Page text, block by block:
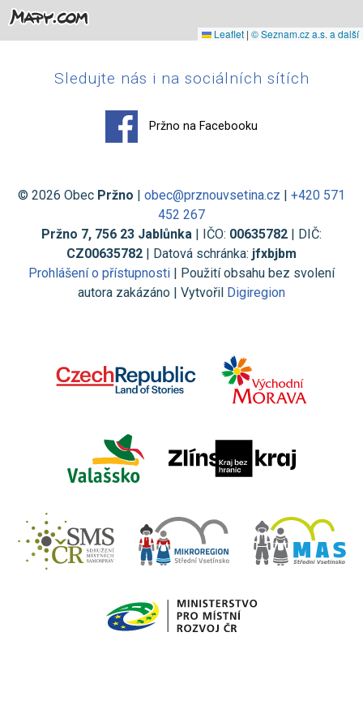
Leaflet | © Seznam.cz a.s. a další
Sledujte nás i na sociálních sítích
Pržno na Facebooku
© 2026 Obec Pržno obec@prznouvsetina.cz
+420 571
452 267
Pržno 7, 756 23 Jablůnka | IČO: 00635782 | DIČ:
CZ00635782 | Datová schránka: jfxbjbm
Prohlášení o přístupnosti | Použití obsahu bez svolení
autora zakázáno | Vytvořil Digiregion